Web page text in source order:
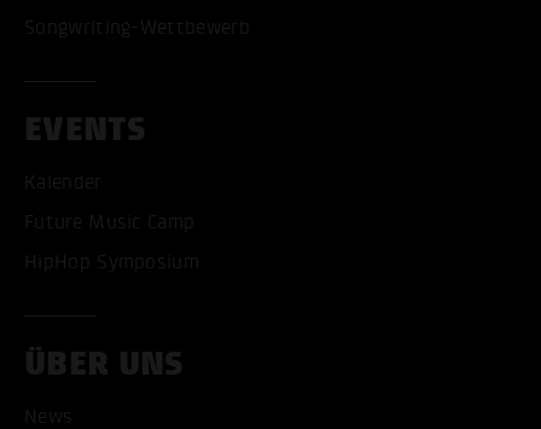
Songwriting-Wettbewerb
EVENTS
Kalender
Future Music Camp
HipHop Symposium
ÜBER UNS
News